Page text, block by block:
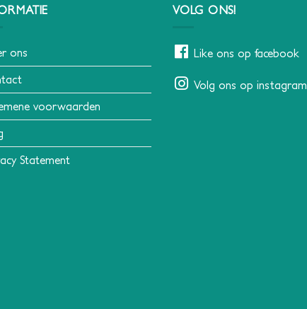
ons
voorwaarden
Statement
VOLG ONS!
Like ons op facebook
Volg ons op instagram